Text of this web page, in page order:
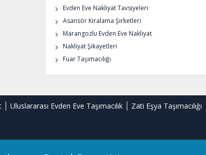
Evden Eve Nakliyat Tavsiyeleri
Asansör Kiralama Şirketleri
Marangozlu Evden Eve Nakliyat
Nakliyat Şikayetleri
Fuar Taşımacılığı
Uluslararası Evden Eve Taşımacılık Zati Eşya Taşımacılığı